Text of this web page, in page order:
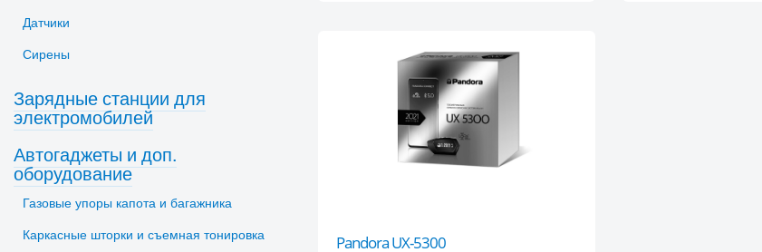
Pandora UX-5300
Датчики
Сирены
Зарядные станции для
электромобилей
Автогаджеты и доп.
оборудование
Газовые упоры капота и багажника
Каркасные шторки и съемная тонировка